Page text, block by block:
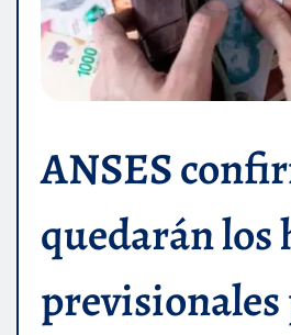
ANSES
quedarán los